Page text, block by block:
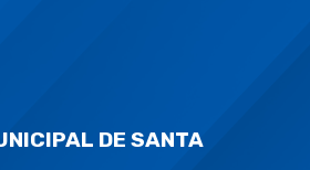
DE SANTA